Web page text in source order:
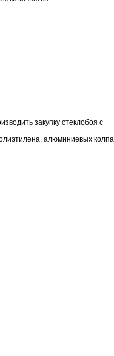
закупку стеклобоя с
алюминиевых